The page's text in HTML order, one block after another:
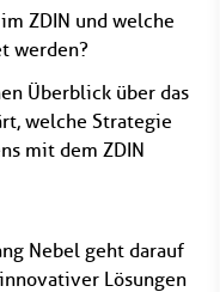
ZDIN und welche
werden?
Überblick über das
welche Strategie
mit dem ZDIN
Nebel geht darauf
Lösungen